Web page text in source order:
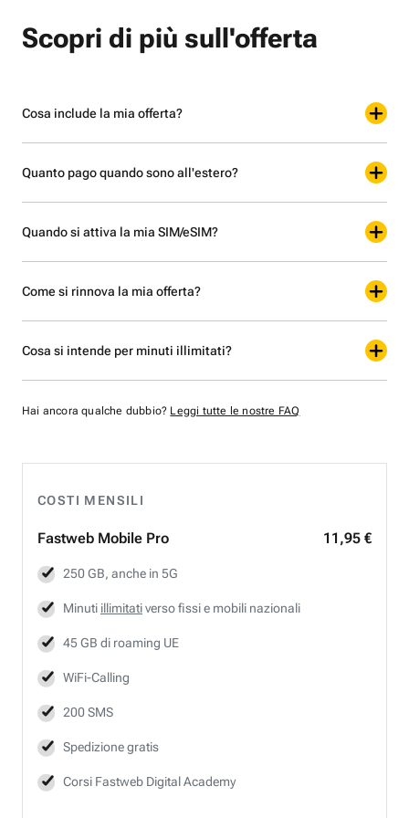
COSTI MENSILI
Fastweb Mobile Pro 11,95 €
250 GB, anche in 5G
Minuti illimitativerso fissi e mobili nazionali
45 GB di roaming UE
WiFi-Calling
200 SMS
Spedizione gratis
Corsi Fastweb Digital Academy
Scopri di più sull'offerta
Cosa include la mia offerta?
Quanto pago quando sono all'estero?
Quando si attiva la mia SIM/eSIM?
Come si rinnova la mia offerta?
Cosa si intende per minuti illimitati?
Hai ancora qualche dubbio? Leggi tutte le nostre FAQ